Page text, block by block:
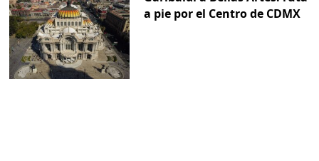
a pie por el Centro de CDMX